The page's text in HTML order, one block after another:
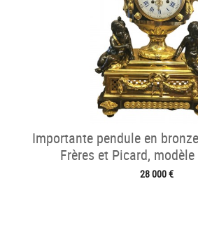
Importante pendule en
Frères et Picard,
28 000 €